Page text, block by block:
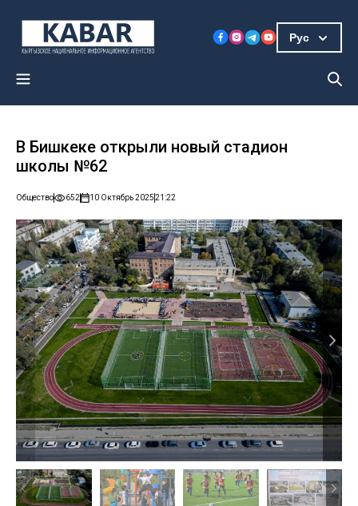
Рус
В Бишкеке открыли новый стадион
школы №62
Общество 652 10 Октябрь 202521:22